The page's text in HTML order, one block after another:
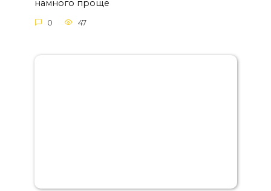
намного проще
0 47